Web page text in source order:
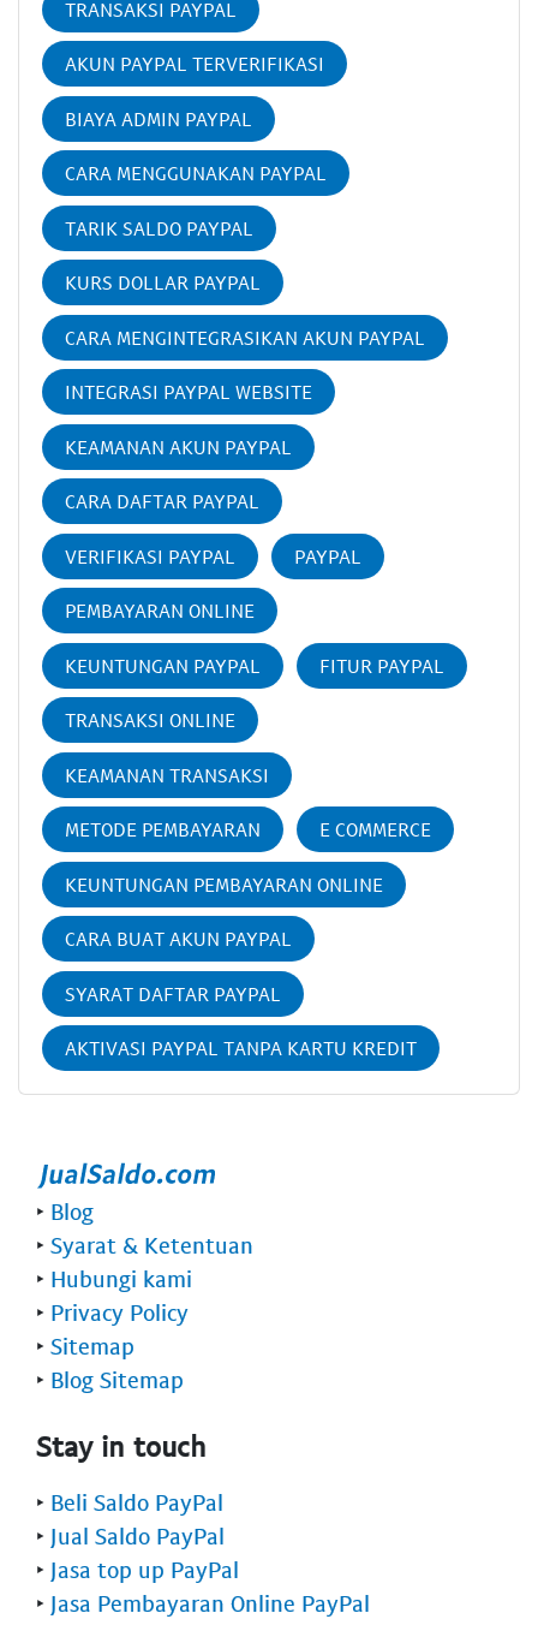
TRANSAKSI PAYPAL
AKUN PAYPAL TERVERIFIKASI
BIAYA ADMIN PAYPAL
CARA MENGGUNAKAN PAYPAL
TARIK SALDO PAYPAL
KURS DOLLAR PAYPAL
CARA MENGINTEGRASIKAN AKUN PAYPAL
INTEGRASI PAYPAL WEBSITE
KEAMANAN AKUN PAYPAL
CARA DAFTAR PAYPAL
VERIFIKASI PAYPAL PAYPAL
PEMBAYARAN ONLINE
KEUNTUNGAN PAYPAL FITUR PAYPAL
TRANSAKSI ONLINE
KEAMANAN TRANSAKSI
METODE PEMBAYARAN E COMMERCE
KEUNTUNGAN PEMBAYARAN ONLINE
CARA BUAT AKUN PAYPAL
SYARAT DAFTAR PAYPAL
AKTIVASI PAYPAL TANPA KARTU KREDIT
‣ Blog
‣ Syarat & Ketentuan
‣ Hubungi kami
‣ Privacy Policy
‣ Sitemap
‣ Blog Sitemap
Stay in touch
‣ Beli Saldo PayPal
‣ Jual Saldo PayPal
‣ Jasa top up PayPal
‣ Jasa Pembayaran Online PayPal